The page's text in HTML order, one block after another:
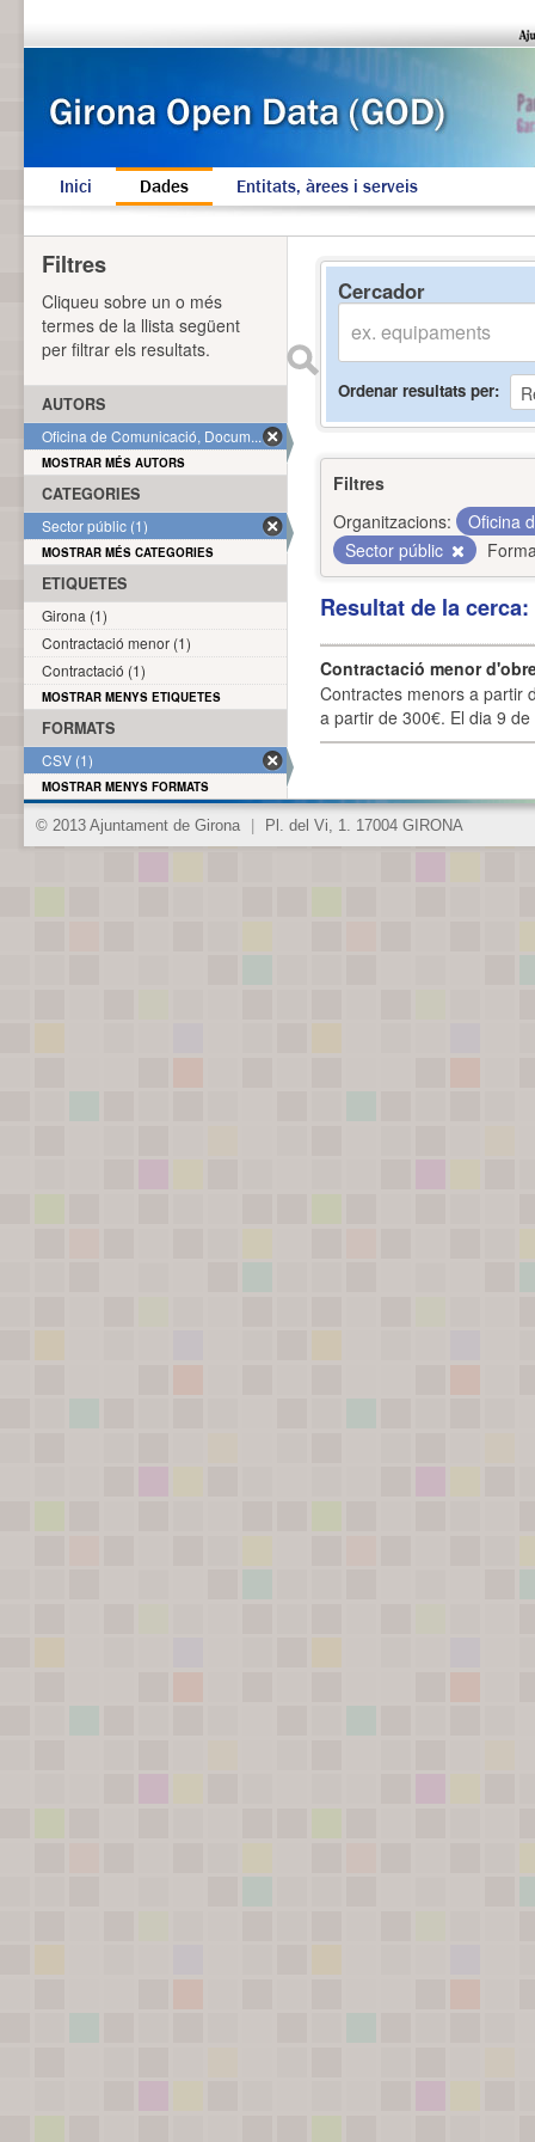
Inici Dades Entitats, àrees i serveis
Cercador
Ordenar resultats per
Filtres
Organitzacions:
Oficina
Sector públic
Resultat de la
Contractació menor
Contractes menors a partir
a partir de 300€. El dia 9
Filtres
Cliqueu sobre un o més
termes de la llista següent
per filtrar els resultats.
AUTORS
Oficina de Comunicació, Docum... (1)
MOSTRAR MÉS AUTORS
CATEGORIES
Sector públic (1)
MOSTRAR MÉS CATEGORIES
ETIQUETES
Girona (1)
Contractació menor (1)
Contractació (1)
MOSTRAR MENYS ETIQUETES
FORMATS
CSV (1)
MOSTRAR MENYS FORMATS
© 2013 Ajuntament de Girona Pl. del Vi, 1. 17004 GIRONA